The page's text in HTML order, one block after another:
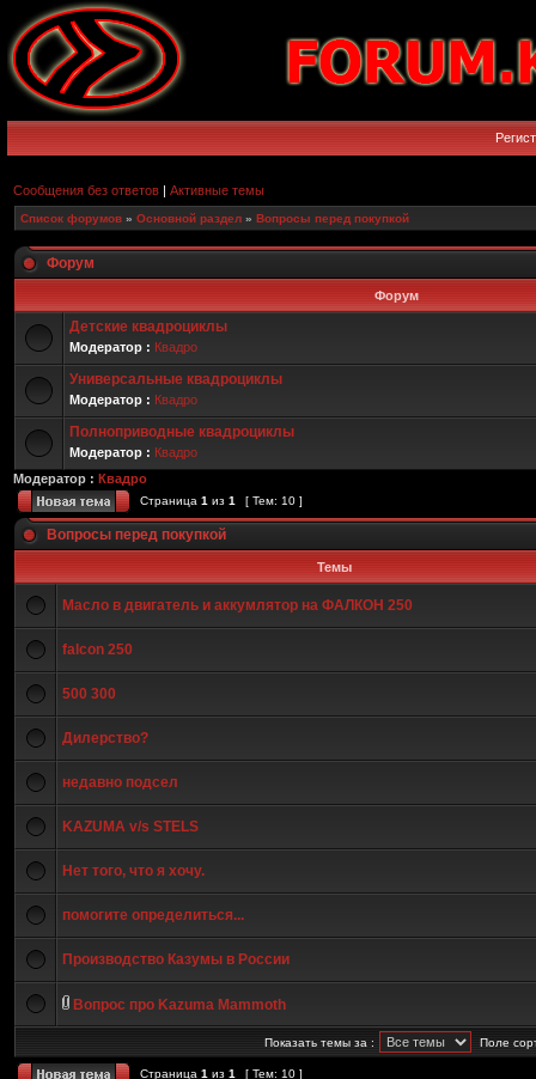
Сообщения без ответов | Активные темы
Список форумов » Основной раздел » Вопросы перед покупкой
Форум
Форум
Детские квадроциклы
Модератор : Квадро
Универсальные квадроциклы
Модератор : Квадро
Полноприводные квадроциклы
Модератор : Квадро
Модератор : Квадро
Страница 1 из 1 [ Тем: 10 ]
Вопросы перед покупкой
Темы
Масло в двигатель и аккумлятор на ФАЛКОН 250
falcon 250
500 300
Дилерство?
недавно подсел
KAZUMA v/s STELS
Нет того, что я хочу.
помогите определиться...
Производство Казумы в России
Вопрос про Kazuma Mammoth
Показать темы за : Поле
Страница 1 из 1 [ Тем: 10 ]